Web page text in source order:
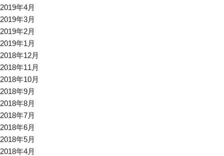
2019年4月
2019年3月
2019年2月
2019年1月
2018年12月
2018年11月
2018年10月
2018年9月
2018年8月
2018年7月
2018年6月
2018年5月
2018年4月